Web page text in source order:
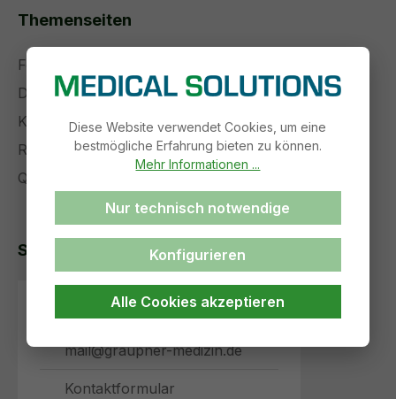
Themenseiten
Forschung und Entwicklung
Die Zukunft der Medizintechnik
Komplettservice
Referenzen
Qualitätsmanagement
So erreichen Sie uns
+49 (3 73 46) 69 93-30
mail@graupner-medizin.de
Kontaktformular
Diese Website verwendet Cookies, um eine
bestmögliche Erfahrung bieten zu können.
Mehr Informationen ...
Nur technisch notwendige
Konfigurieren
Alle Cookies akzeptieren